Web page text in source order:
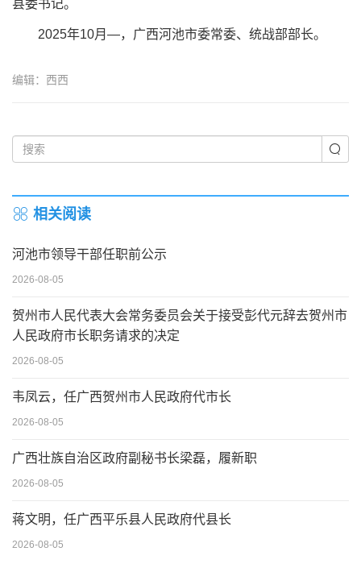
县委书记。
2025年10月—，广西河池市委常委、统战部部长。
编辑：西西
相关阅读
河池市领导干部任职前公示
2026-08-05
贺州市人民代表大会常务委员会关于接受彭代元辞去贺州市
人民政府市长职务请求的决定
2026-08-05
韦凤云，任广西贺州市人民政府代市长
2026-08-05
广西壮族自治区政府副秘书长梁磊，履新职
2026-08-05
蒋文明，任广西平乐县人民政府代县长
2026-08-05